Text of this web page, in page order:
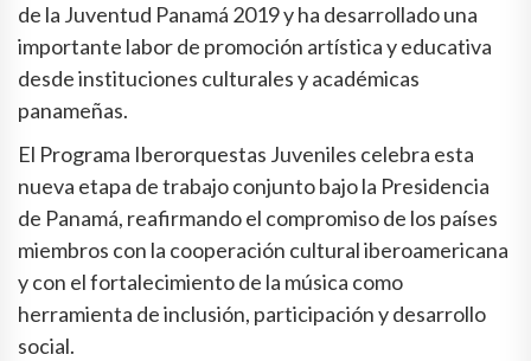
de la Juventud Panamá 2019 y ha desarrollado una
importante labor de promoción artística y educativa
desde instituciones culturales y académicas
panameñas.
El Programa Iberorquestas Juveniles celebra esta
nueva etapa de trabajo conjunto bajo la Presidencia
de Panamá, reafirmando el compromiso de los países
miembros con la cooperación cultural iberoamericana
y con el fortalecimiento de la música como
herramienta de inclusión, participación y desarrollo
social.